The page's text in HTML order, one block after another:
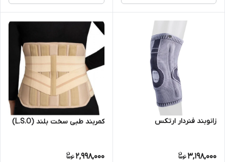
زانوبند فنردار ارتکس
3,198,000
کمربند طبی سخت بلند (L.S.O)
2,998,000